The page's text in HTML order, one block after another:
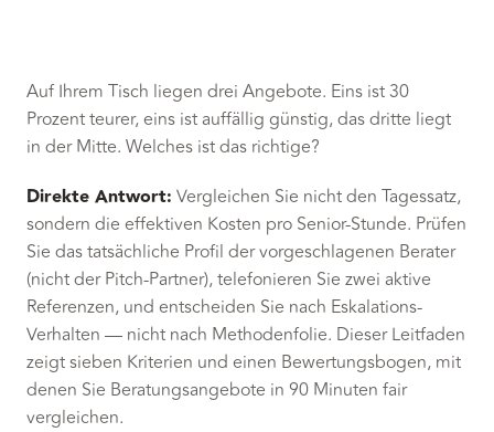
Auf Ihrem Tisch liegen drei Angebote. Eins ist 30
Prozent teurer, eins ist auffällig günstig, das dritte liegt
in der Mitte. Welches ist das richtige?
Direkte Antwort: Vergleichen Sie nicht den Tagessatz,
sondern die effektiven Kosten pro Senior-Stunde. Prüfen
Sie das tatsächliche Profil der vorgeschlagenen Berater
(nicht der Pitch-Partner), telefonieren Sie zwei aktive
Referenzen, und entscheiden Sie nach Eskalations-
Verhalten — nicht nach Methodenfolie. Dieser Leitfaden
zeigt sieben Kriterien und einen Bewertungsbogen, mit
denen Sie Beratungsangebote in 90 Minuten fair
vergleichen.